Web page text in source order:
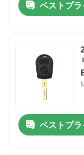
ベストプラ
ベストプラ